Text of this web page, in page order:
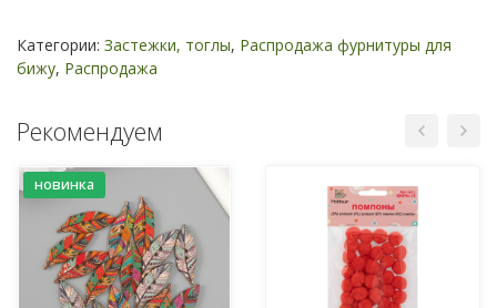
Категории: Застежки, тоглы, Распродажа фурнитуры для
бижу, Распродажа
Рекомендуем
новинка